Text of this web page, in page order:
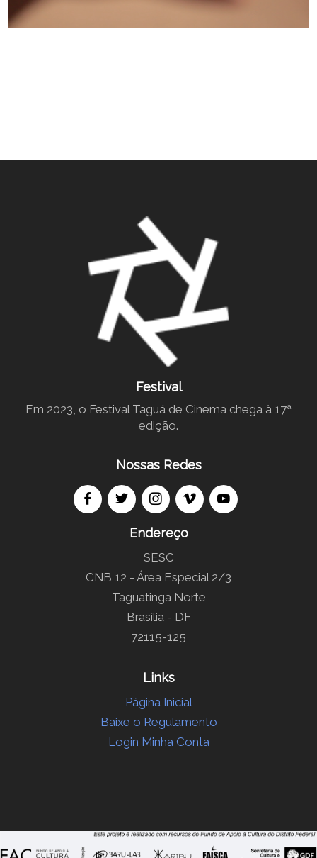
Festival
Em 2023, o Festival Taguá de Cinema chega à 17ª
edição.
Nossas Redes
Endereço
SESC
CNB 12 - Área Especial 2/3
Taguatinga Norte
Brasília - DF
72115-125
Links
Página Inicial
Baixe o Regulamento
Login Minha Conta